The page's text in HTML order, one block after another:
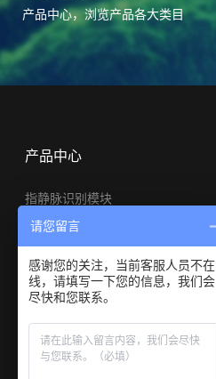
产品中心，浏览产品各大类目
产品中心
指静脉识别模块
指静脉终端产品
掌静脉识别
可信身份认证产品
请您留言
感谢您的关注，当前客服人员不在
线，请填写一下您的信息，我们会
尽快和您联系。